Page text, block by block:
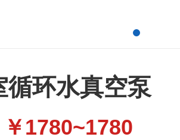
循环水真空泵
￥1780~1780